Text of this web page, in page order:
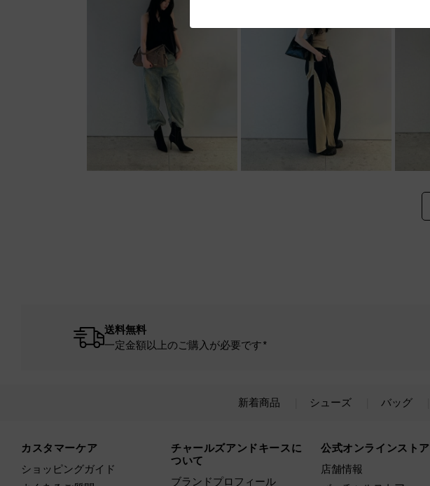
送料無料
一定金額以上のご購入が必要です*
新着商品 シューズ バッグ
カスタマーケア
ショッピングガイド
チャールズアンドキースに
ついて
ブランドプロフィール
公式オンラインストア
店舗情報